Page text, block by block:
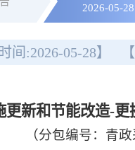
2026-05-28
间:2026-05-28】
更新和节能改造-
（分包编号：青